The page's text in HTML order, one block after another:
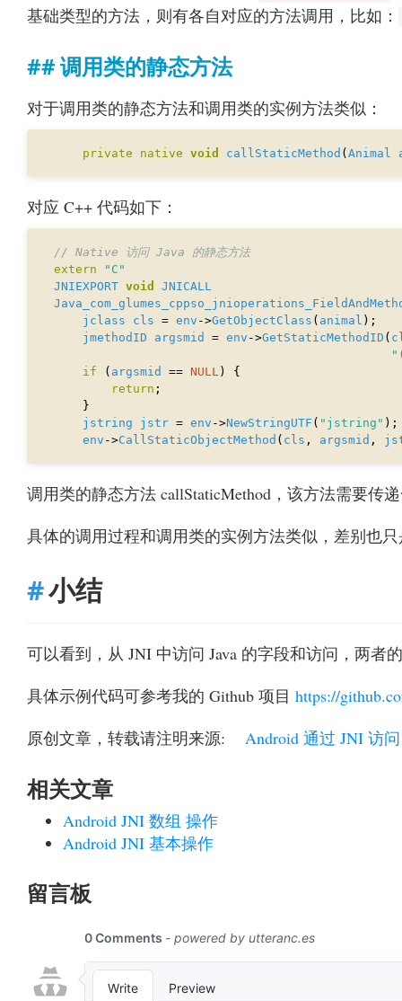
基础类型的方法，则有各自对应的方法调用，比如：
调用类的静态方法
对于调用类的静态方法和调用类的实例方法类似：
private native void callStaticMethod ( Animal
对应 C++ 代码如下：
extern
"C"
JNIEXPORT void
JNICALL
jclass
cls = env ->GetObjectClass ( animal
jmethodID
argsmid = env ->GetStaticMethodID (
if ( argsmid == NULL
return
jstring
jstr = env ->NewStringUTF ( "jstring"
env ->CallStaticObjectMethod ( cls , argsmid ,
调用类的静态方法 callStaticMethod，该方法需要传
具体的调用过程和调用类的实例方法类似，差别也
小结
可以看到，从 JNI 中访问 Java 的字段和访问，两
具体示例代码可参考我的 Github 项目 https://
原创文章，转载请注明来源: Android 通过 JNI 访
相关文章
Android JNI 数组 操作
Android JNI 基本操作
留言板